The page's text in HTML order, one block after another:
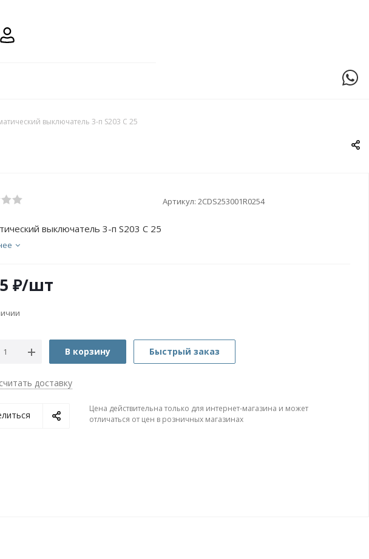
выключатель 3-п S203 C 25
Артикул: 2CDS253001R0254
выключатель 3-п S203 C 25
₽/шт
В корзину Быстрый заказ
доставку
Цена действительна только для интернет-магазина и может
отличаться от цен в розничных магазинах